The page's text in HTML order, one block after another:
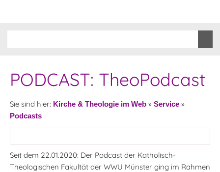
PODCAST: TheoPodcast
Sie sind hier: Kirche & Theologie im Web » Service »
Podcasts
Seit dem 22.01.2020: Der Podcast der Katholisch-
Theologischen Fakultät der WWU Münster ging im Rahmen